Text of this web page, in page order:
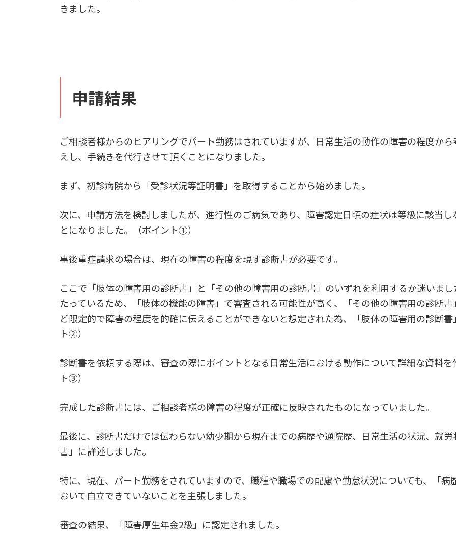
きました。
申請結果
ご相談者様からのヒアリングでパート勤務はされていますが、日常生活の動作の障害の程度か
えし、手続きを代行させて頂くことになりました。
まず、初診病院から「受診状況等証明書」を取得することから始めました。
次に、申請方法を検討しましたが、進行性のご病気であり、障害認定日頃の症状は等級に該当
とになりました。（ポイント①）
事後重症請求の場合は、現在の障害の程度を現す診断書が必要です。
ここで「肢体の障害用の診断書」と「その他の障害用の診断書」のいずれを利用するか迷いま
たっているため、「肢体の機能の障害」で審査される可能性が高く、「その他の障害用の診断
ど限定的で障害の程度を的確に伝えることができないと想定された為、「肢体の障害用の診断
ト②）
診断書を依頼する際は、審査の際にポイントとなる日常生活における動作について詳細な資料
ト③）
完成した診断書には、ご相談者様の障害の程度が正確に反映されたものになっていました。
最後に、診断書だけでは伝わらない幼少期から現在までの病歴や通院歴、日常生活の状況、就
書」に詳述しました。
特に、現在、パート勤務をされていますので、職種や職場での配慮や勤怠状況についても、「
おいて自立できていないことを主張しました。
審査の結果、「障害厚生年金2級」に認定されました。